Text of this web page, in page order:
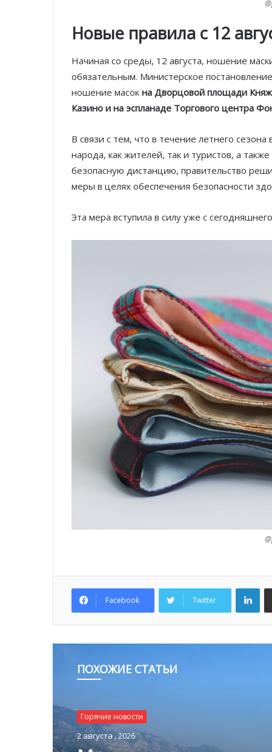
Новые правила с 12
Начиная со среды, 12 августа, ношение
обязательным. Министерское
ношение масок на Дворцовой площади
Казино и на эспланаде Торгового центра
В связи с тем, что в течение летнего
народа, как жителей, так и туристов, а
безопасную дистанцию, правительство
меры в целях обеспечения безопасности
Эта мера вступила в силу уже с
Facebook Twitter
ПОХОЖИЕ СТАТЬИ
Горячие новости
2 августа , 2026